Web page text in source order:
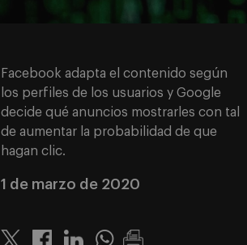
Facebook adapta el contenido según
los perfiles de los usuarios y Google
decide qué anuncios mostrarles con tal
de aumentar la probabilidad de que
hagan clic.
1 de marzo de 2020